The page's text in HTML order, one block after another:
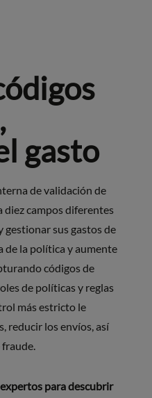
gasto
de validación de
diez campos diferentes
gestionar sus gastos de
de la política y aumente
códigos de
de políticas y reglas
más estricto le
reducir los envíos, así
para descubrir